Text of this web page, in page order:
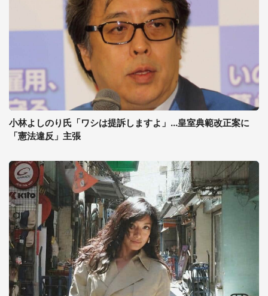
小林よしのり氏「ワシは提訴しますよ」...皇室典範改正案に
「憲法違反」主張